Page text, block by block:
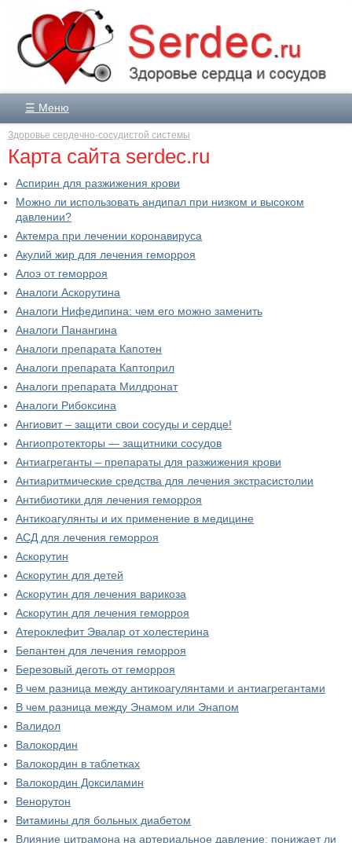
Здоровье сердечно-сосудистой системы
Карта сайта serdec.ru
Аспирин для разжижения крови
Можно ли использовать андипал при низком и высоком
давлении?
Актемра при лечении коронавируса
Акулий жир для лечения геморроя
Алоэ от геморроя
Аналоги Аскорутина
Аналоги Нифедипина: чем его можно заменить
Аналоги Панангина
Аналоги препарата Капотен
Аналоги препарата Каптоприл
Аналоги препарата Милдронат
Аналоги Рибоксина
Ангиовит – защити свои сосуды и сердце!
Ангиопротекторы — защитники сосудов
Антиагреганты – препараты для разжижения крови
Антиаритмические средства для лечения экстрасистолии
Антибиотики для лечения геморроя
Антикоагулянты и их применение в медицине
АСД для лечения геморроя
Аскорутин
Аскорутин для детей
Аскорутин для лечения варикоза
Аскорутин для лечения геморроя
Атероклефит Эвалар от холестерина
Бепантен для лечения геморроя
Березовый деготь от геморроя
В чем разница между антикоагулянтами и антиагрегантами
В чем разница между Энамом или Энапом
Валидол
Валокордин
Валокордин в таблетках
Валокордин Доксиламин
Венорутон
Витамины для больных диабетом
Влияние цитрамона на артериальное давление: понижает ли
☰ Меню